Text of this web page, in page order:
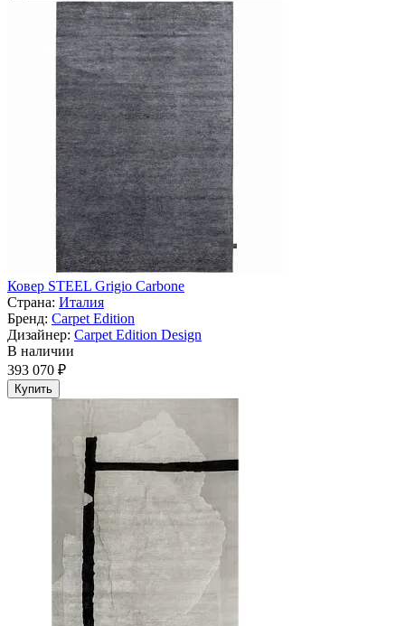
Ковер STEEL Grigio Carbone
Страна: Италия
Бренд: Carpet Edition
Дизайнер: Carpet Edition Design
В наличии
393 070 ₽
Купить